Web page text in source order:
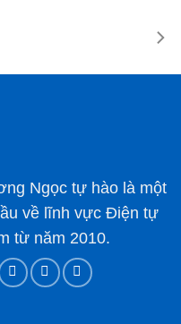
Ngọc tự hào là một
về lĩnh vực Điện tự
từ năm 2010.